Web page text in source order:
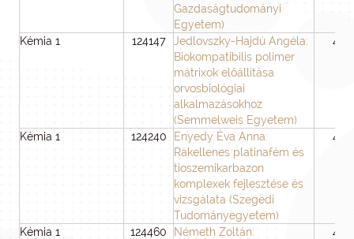
Gazdaságtudományi
Egyetem)
Kémia 1 124147
Jedlovszky-Hajdú Angéla:
Biokompatibilis polimer
mátrixok előállítása
orvosbiológiai
alkalmazásokhoz
(Semmelweis Egyetem)
48
Kémia 1 124240
Enyedy Éva Anna:
Rákellenes platinafém és
tioszemikarbazon
komplexek fejlesztése és
vizsgálata (Szegedi
Tudományegyetem)
48
Kémia 1 124460
Németh Zoltán:
48